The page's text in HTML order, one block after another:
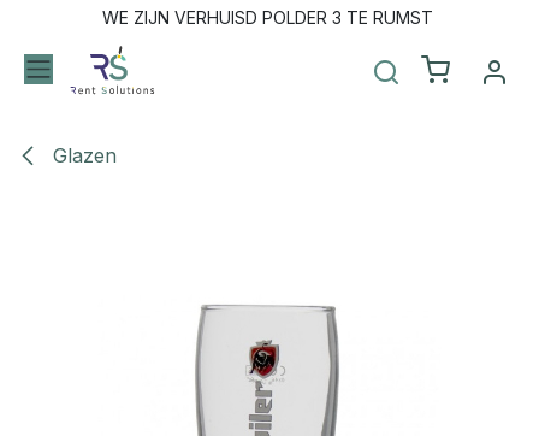
Overslaan naar inhoudWE ZIJN VERHUISD POLDER 3 TE RUMST
Glazen